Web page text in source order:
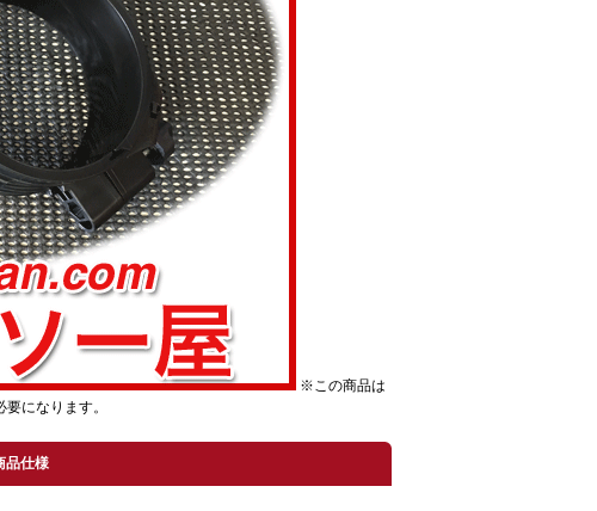
※この商品は
になります。
品仕様